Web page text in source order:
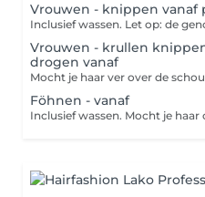
Vrouwen - knippen vanaf
Vrouwen - krullen
drogen vanaf
Föhnen - vanaf